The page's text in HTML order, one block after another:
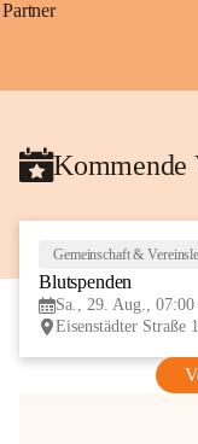
Partner
Kommende
Gemeinschaft &
Blutspenden
Sa., 29. Aug.,